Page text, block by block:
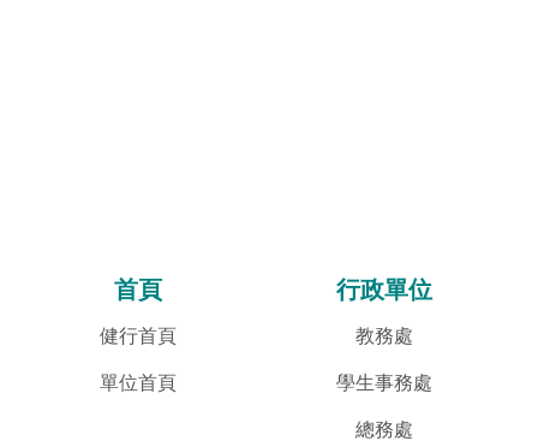
首頁
健行首頁
單位首頁
行政單位
教務處
學生事務處
總務處